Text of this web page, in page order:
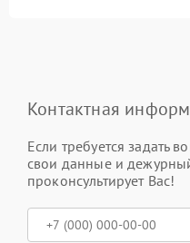
Контактная
Если требуется задать
свои данные и
проконсультирует Вас!